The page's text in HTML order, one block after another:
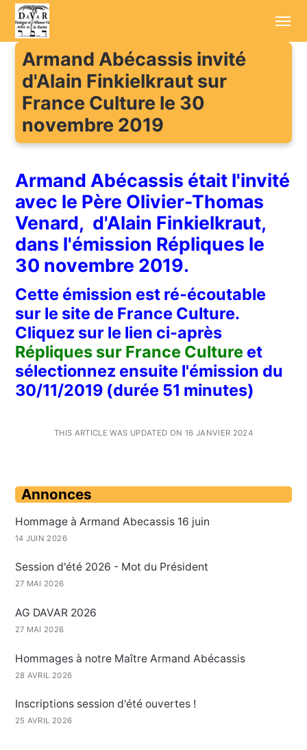
Armand Abécassis invité
d'Alain Finkielkraut sur
France Culture le 30
novembre 2019
Armand Abécassis était l'invité
avec le Père Olivier-Thomas
Venard, d'Alain Finkielkraut,
dans l'émission Répliques le
30 novembre 2019.
Cette émission est ré-écoutable
sur le site de France Culture.
Cliquez sur le lien ci-après
Répliques sur France Culture et
sélectionnez ensuite l'émission du
30/11/2019 (durée 51 minutes)
THIS ARTICLE WAS UPDATED ON 16 JANVIER 2024
Annonces
Hommage à Armand Abecassis 16 juin
14 JUIN 2026
Session d'été 2026 - Mot du Président
27 MAI 2026
AG DAVAR 2026
27 MAI 2026
Hommages à notre Maître Armand Abécassis
28 AVRIL 2026
Inscriptions session d'été ouvertes !
25 AVRIL 2026
Accueil
Annonces
Sessions d'été
Enregistrements
Aller plus loin
Cotisation / Don
Contact